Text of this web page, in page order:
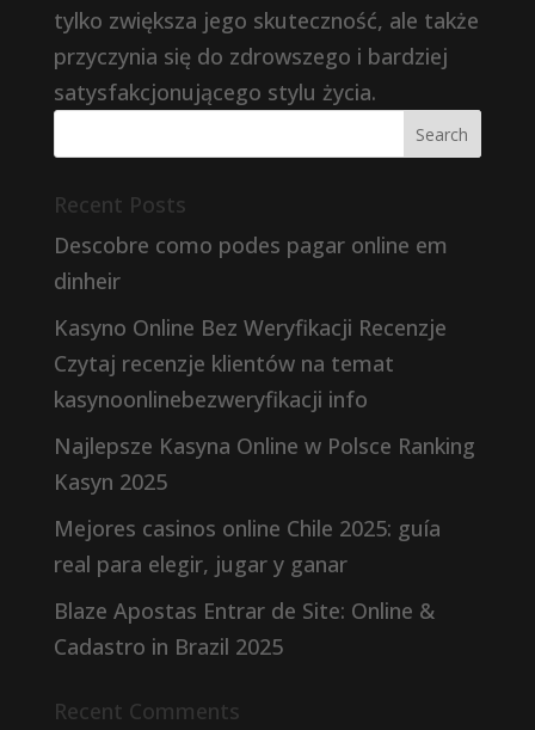
tylko zwiększa jego skuteczność, ale także
przyczynia się do zdrowszego i bardziej
satysfakcjonującego stylu życia.
Recent Posts
Descobre como podes pagar online em
dinheir
Kasyno Online Bez Weryfikacji Recenzje
Czytaj recenzje klientów na temat
kasynoonlinebezweryfikacji info
Najlepsze Kasyna Online w Polsce Ranking
Kasyn 2025
Mejores casinos online Chile 2025: guía
real para elegir, jugar y ganar
Blaze Apostas Entrar de Site: Online &
Cadastro in Brazil 2025
Recent Comments